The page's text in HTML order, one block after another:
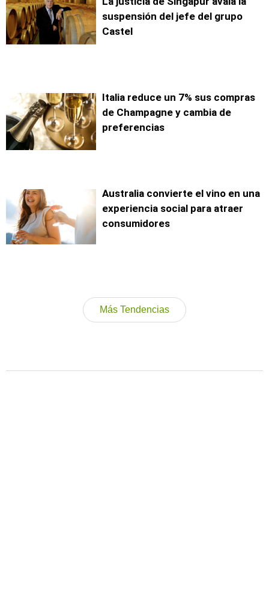
suspensión del jefe del grupo
Castel
Italia reduce un 7% sus compras
de Champagne y cambia de
preferencias
Australia convierte el vino en una
experiencia social para atraer
consumidores
Más Tendencias